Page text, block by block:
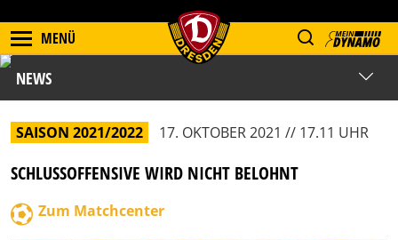
MENÜ
NEWS
SAISON 2021/2022 17. OKTOBER 2021 // 17.11 UHR
SCHLUSSOFFENSIVE WIRD NICHT BELOHNT
Zum Matchcenter